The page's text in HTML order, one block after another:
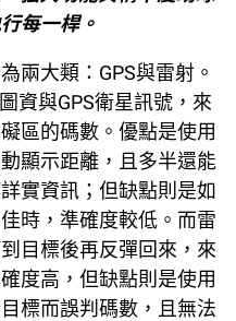
每一桿。
兩大類：GPS與雷射。
資與GPS衛星訊號，來
區的碼數。優點是使用
顯示距離，且多半還能
實資訊；但缺點則是如
時，準確度較低。而雷
目標後再反彈回來，來
度高，但缺點則是使用
標而誤判碼數，且無法